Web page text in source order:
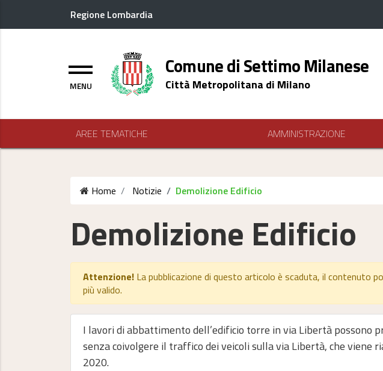
Regione Lombardia
Menu Logo header
Comune di Settimo Milanese
Città Metropolitana di Milano
AREE TEMATICHE AMMINISTRAZIONE
Home Notizie Demolizione Edificio
Demolizione Edificio
Attenzione! La pubblicazione di questo articolo è scaduta, il contenuto
più valido.
I lavori di abbattimento dell’edificio torre in via Libertà possono
senza coivolgere il traffico dei veicoli sulla via Libertà, che viene
2020.